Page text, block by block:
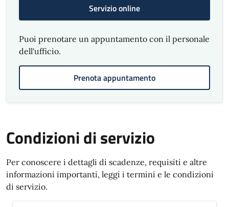
Servizio online
Puoi prenotare un appuntamento con il personale
dell'ufficio.
Prenota appuntamento
Condizioni di servizio
Per conoscere i dettagli di scadenze, requisiti e altre
informazioni importanti, leggi i termini e le condizioni
di servizio.